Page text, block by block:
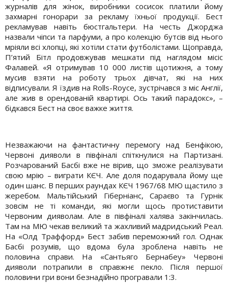
журналів для жінок, виробники сосиcок платили йому
захмарні гонорари за рекламу їхньої продукції. Бест
рекламував навіть бюстгальтери. На честь Джорджа
назвали чіпси та парфуми, а про колекцію бутсів від нього
мріяли всі хлопці, які хотіли стати футболістами. Щоправда,
П’ятий Бітл продовжував мешкати під наглядом місіс
Фалавей. «Я отримував 10 000 листів щотижня, а тому
мусив взяти на роботу трьох дівчат, які на них
відписували. Я їздив на Rolls-Royce, зустрічався з міс Англії,
але жив в орендованій квартирі. Ось такий парадокс», –
бідкався Бест на своє важке життя.
Незважаючи на фантастичну перемогу над Бенфікою,
Червоні дияволи в півфіналі спіткнулися на Партизані.
Розчарований Басбі вже не вірив, що зможе реалізувати
свою мрію – виграти КЄЧ. Але доля подарувала йому ще
один шанс. В перших раундах КЄЧ 1967/68 МЮ щастило з
жеребом. Мальтійський Гіберніанс, Сараєво та Гурнік
зовсім не ті команди, які могли щось протиставити
Червоним дияволам. Але в півфіналі халява закінчилась.
Там на МЮ чекав великий та жахливий мадридський Реал.
На «Олд Траффорд» Бест забив переможний гол. Однак
Басбі розумів, що вдома була зроблена навіть не
половина справи. На «Сантьяго Бернабеу» Червоні
дияволи потрапили в справжнє пекло. Після першої
половини гри вони безнадійно програвали 1:3.